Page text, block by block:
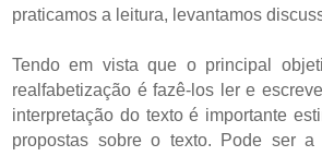
praticamos a leitura, levantamos
Tendo em vista que o principal
realfabetização é fazê-los ler e
interpretação do texto é importante
propostas sobre o texto. Pode ser a